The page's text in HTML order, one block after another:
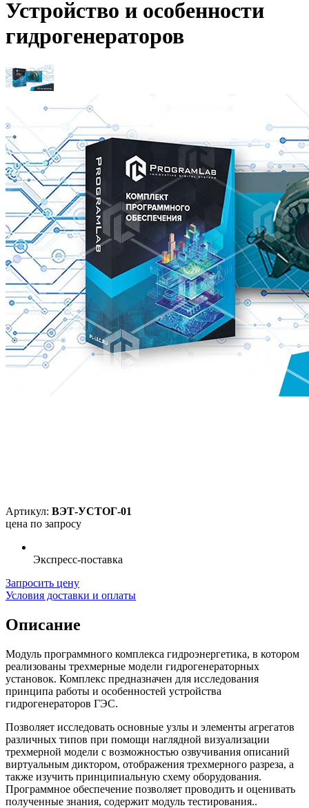
Устройство и особенности
гидрогенераторов
Артикул: ВЭТ-УСТОГ-01
цена по запросу
Экспресс-поставка
Запросить цену
Условия доставки и оплаты
Описание
Модуль программного комплекса гидроэнергетика, в котором
реализованы трехмерные модели гидрогенераторных
установок. Комплекс предназначен для исследования
принципа работы и особенностей устройства
гидрогенераторов ГЭС.
Позволяет исследовать основные узлы и элементы агрегатов
различных типов при помощи наглядной визуализации
трехмерной модели с возможностью озвучивания описаний
виртуальным диктором, отображения трехмерного разреза, а
также изучить принципиальную схему оборудования.
Программное обеспечение позволяет проводить и оценивать
полученные знания, содержит модуль тестирования..